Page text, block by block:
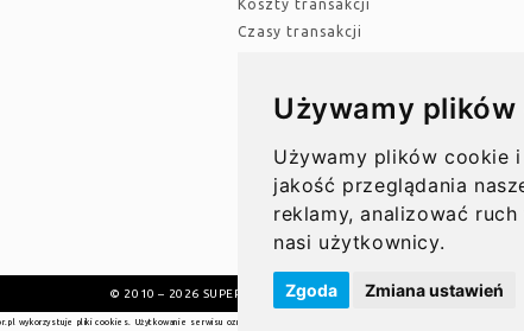
Używamy
Używamy plików cookie
jakość przeglądania
reklamy, analizować
nasi użytkownicy.
Zgoda Zmiana ustawień
Koszty transakcji
Czasy transakcji
Przelewy
Przelewy w Polsce
Rachunki bankowe
Koszty przelewów
Czasy przelewów
© 2010 – 2026 SUPER GRUPA PL Sp. z o.o.
wykorzystuje pliki cookies. Użytkowanie serwisu oznacza zgodę na wykorzystywanie plików cookie. Więcej informacji